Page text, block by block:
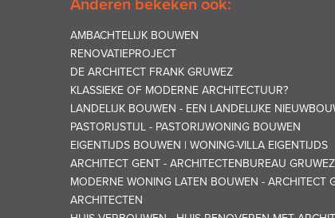
Anderen bekeken ook:
AMBACHTELIJK BOUWEN
RENOVATIEPROJECT
DE ARCHITECT FRANK GRUWEZ
KLASSIEKE OF MODERNE ARCHITECTUUR?
LANDELIJK BOUWEN - EEN LANDELIJKE
PASTORIJSTIJL - PASTORIJWONING BOUWEN
EIGENTIJDS BOUWEN | WONING-VILLA EIGENTIJDS
ARCHITECT GENT - ARCHITECTENBUREAU GRUWEZ
MODERNE WONING LATEN BOUWEN - ARCHITECT
ARCHITECTEN